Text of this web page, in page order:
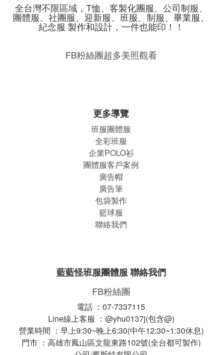
全台灣不限區域，T恤、客製化團服、公司制服、
團體服、社團服、迎新服、班服、制服、畢業服、
紀念服 製作和設計，一件也能印！！
FB粉絲團超多美照觀看
更多導覽
班服團體服
全彩班服
企業POLO衫
團體服客戶案例
廣告帽
廣告筆
包袋製作
籃球服
聯絡我們
藍藍怪班服團體服 聯絡我們
FB粉絲團
電話 ：07-7337115
Line線上客服 ：@yhu0137j(包含@)
營業時間 ：早上9:30~晚上6:30(中午12:30~1:30休息)
門市 ：高雄市鳳山區文龍東路102號(全台都可製作)